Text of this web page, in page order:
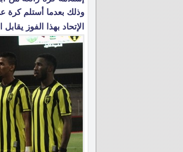
وذلك بعدما أستلم كرة
الإتحاد بهذا الفوز